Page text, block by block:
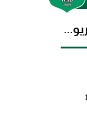
وفاء الدريوش